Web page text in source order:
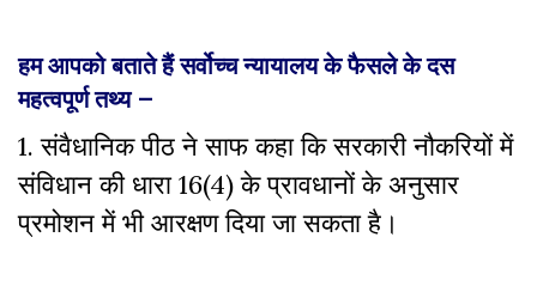
हम आपको बताते हैं सर्वोच्च न्यायालय के फैसले के दस
महत्वपूर्ण तथ्य –
1. संवैधानिक पीठ ने साफ कहा कि सरकारी नौकरियों में
संविधान की धारा 16(4) के प्रावधानों के अनुसार
प्रमोशन में भी आरक्षण दिया जा सकता है।